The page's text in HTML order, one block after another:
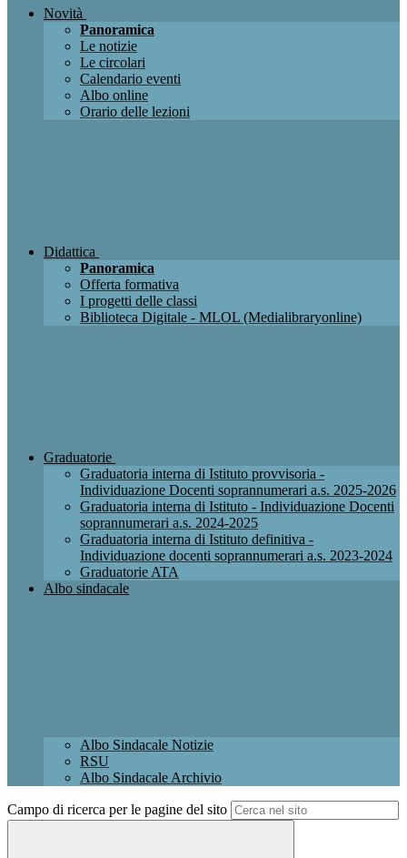
Novità
Panoramica
Le notizie
Le circolari
Calendario eventi
Albo online
Orario delle lezioni
Didattica
Panoramica
Offerta formativa
I progetti delle classi
Biblioteca Digitale - MLOL (Medialibraryonline)
Graduatorie
Graduatoria interna di Istituto provvisoria -
Individuazione Docenti soprannumerari a.s. 2025-2026
Graduatoria interna di Istituto - Individuazione Docenti
soprannumerari a.s. 2024-2025
Graduatoria interna di Istituto definitiva -
Individuazione docenti soprannumerari a.s. 2023-2024
Graduatorie ATA
Albo sindacale
Albo Sindacale Notizie
RSU
Albo Sindacale Archivio
Campo di ricerca per le pagine del sito